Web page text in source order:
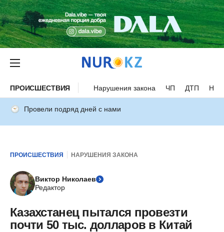
ПРОИСШЕСТВИЯ Нарушения закона ЧП ДТП
Провели подряд дней с нами
ПРОИСШЕСТВИЯ НАРУШЕНИЯ ЗАКОНА
Виктор Николаев
Редактор
Казахстанец пытался провезти
почти 50 тыс. долларов в Китай